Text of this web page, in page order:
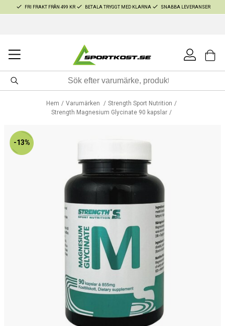
FRI FRAKT FRÅN 499 KR BETALA TRYGGT MED KLARNA SNABBA LEVERANSER
Hem Varumärken
Strength Sport Nutrition
Strength Magnesium Glycinate 90 kapslar
-13%